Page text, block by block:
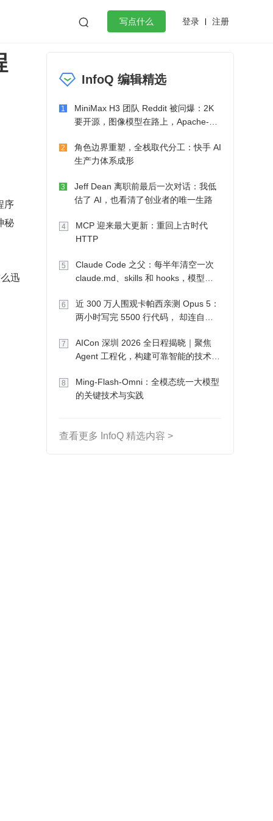
 写点什么 登录 注册
作
微服务架构 flutter
序
秘
迅
InfoQ 编辑精选
1
MiniMax H3 团队 Reddit 被问爆：2K
要开源，图像模型在路上，Apache-2.0
2
角色边界重塑，全栈取代分工：快手 AI
生产力体系成形
3
Jeff Dean 离职前最后一次对话：我低
估了 AI，也看清了创业者的唯一生路
4
MCP 迎来最大更新：重回上古时代
HTTP
5
Claude Code 之父：每半年清空一次
claude.md、skills 和 hooks，模型自
6
近 300 万人围观卡帕西亲测 Opus 5：
两小时写完 5500 行代码， 却连自己
7
AICon 深圳 2026 全日程揭晓｜聚焦
Agent 工程化，构建可靠智能的技术路
8
Ming-Flash-Omni：全模态统一大模型
的关键技术与实践
查看更多 InfoQ 精选内容 >